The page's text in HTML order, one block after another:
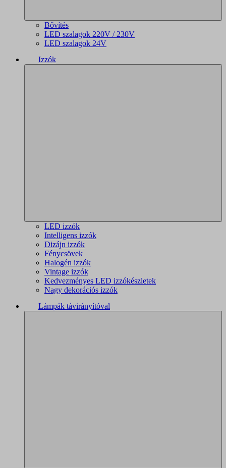
Bővítés
LED szalagok 220V / 230V
LED szalagok 24V
Izzók
LED izzók
Intelligens izzók
Dizájn izzók
Fénycsövek
Halogén izzók
Vintage izzók
Kedvezményes LED izzókészletek
Nagy dekorációs izzók
Lámpák távirányítóval